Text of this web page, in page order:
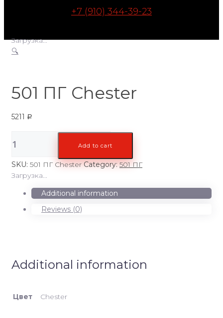
+7 (910) 344-39-23
Загрузка...
🔍
501 ПГ Chester
5211 Р
ПГ
quantity
Add to cart
SKU: 501 ПГ Chester Category:501 ПГ
Загрузка...
Additional information
Reviews (0)
Additional information
Цвет Chester